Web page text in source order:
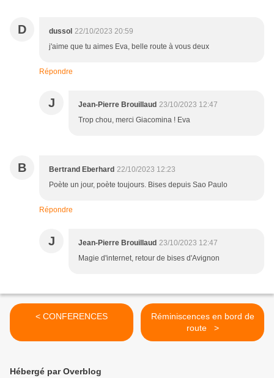
D dussol 22/10/2023 20:59
j'aime que tu aimes Eva, belle route à vous deux
Répondre
J Jean-Pierre Brouillaud 23/10/2023 12:47
Trop chou, merci Giacomina ! Eva
B Bertrand Eberhard 22/10/2023 12:23
Poète un jour, poète toujours. Bises depuis Sao Paulo
Répondre
J Jean-Pierre Brouillaud 23/10/2023 12:47
Magie d'internet, retour de bises d'Avignon
< CONFERENCES
Réminiscences en bord de
route >
Hébergé par Overblog